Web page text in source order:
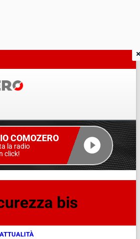
COMOZERO
la radio
click!
bis
ATTUALITÀ